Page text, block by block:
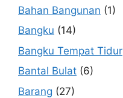
Bahan Bangunan (1)
Bangku (14)
Bangku Tempat Tidur
Bantal Bulat (6)
Barang (27)